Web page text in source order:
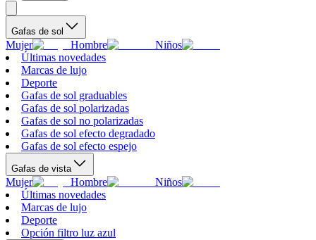
Gafas de sol
Mujer Hombre
Niños
Últimas novedades
Marcas de lujo
Deporte
Gafas de sol graduables
Gafas de sol polarizadas
Gafas de sol no polarizadas
Gafas de sol efecto degradado
Gafas de sol efecto espejo
Gafas de vista
Mujer Hombre
Niños
Últimas novedades
Marcas de lujo
Deporte
Opción filtro luz azul